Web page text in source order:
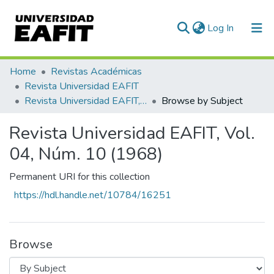
Log In (current)
Communities & Collections
All of DSpace
Home
Revistas Académicas
Revista Universidad EAFIT
Revista Universidad EAFIT, Vol. 04, Núm. 10 (1968)
Browse by Subject
Revista Universidad EAFIT, Vol.
04, Núm. 10 (1968)
Permanent URI for this collection
https://hdl.handle.net/10784/16251
Browse